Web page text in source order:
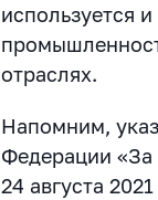
используется
отраслях.
Напомним,
Федерации «За
24 августа